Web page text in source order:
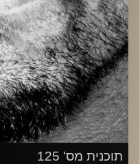
תוכנית מס' 125